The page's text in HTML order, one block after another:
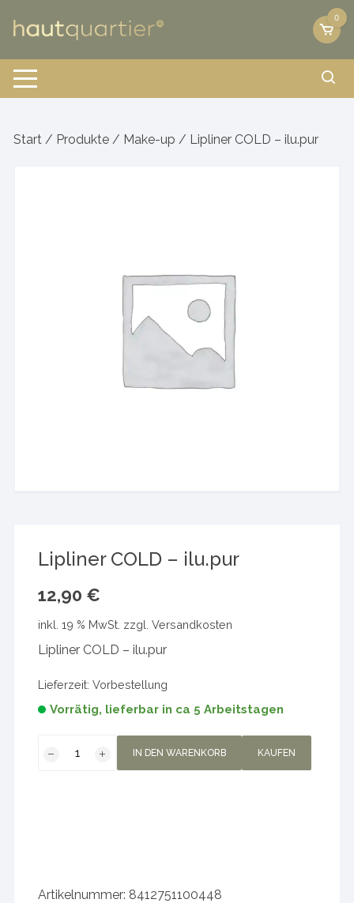
Inhalt
0
Start / Produkte / Make-up / Lipliner COLD – ilu.pur
Lipliner COLD – ilu.pur
12,90 €
inkl. 19 % MwSt. zzgl.Versandkosten
Lipliner COLD – ilu.pur
Lieferzeit:Vorbestellung
Vorrätig, lieferbar in ca 5 Arbeitstagen
IN DEN WARENKORB KAUFEN
Artikelnummer: 8412751100448